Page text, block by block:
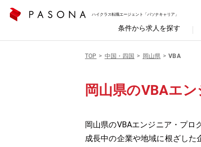
ハイクラス転職エージェント「パソナキャリア」
条件から求人を探す
TOP 中国・四国 岡山県 VBA
岡山県のVBAエ
岡山県のVBAエンジニア・プロ
成長中の企業や地域に根ざした